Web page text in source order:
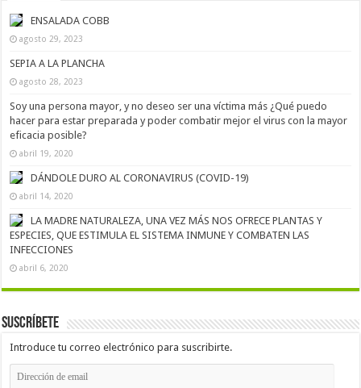
ENSALADA COBB
agosto 29, 2023
SEPIA A LA PLANCHA
agosto 28, 2023
Soy una persona mayor, y no deseo ser una víctima más ¿Qué puedo
hacer para estar preparada y poder combatir mejor el virus con la mayor
eficacia posible?
abril 19, 2020
DÁNDOLE DURO AL CORONAVIRUS (COVID-19)
abril 14, 2020
LA MADRE NATURALEZA, UNA VEZ MÁS NOS OFRECE PLANTAS Y
ESPECIES, QUE ESTIMULA EL SISTEMA INMUNE Y COMBATEN LAS
INFECCIONES
abril 6, 2020
Suscríbete
Introduce tu correo electrónico para suscribirte.
Dirección
de